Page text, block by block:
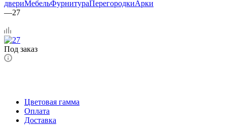
двериМебельФурнитураПерегородкиАрки
—27
Под заказ
Цветовая гамма
Оплата
Доставка